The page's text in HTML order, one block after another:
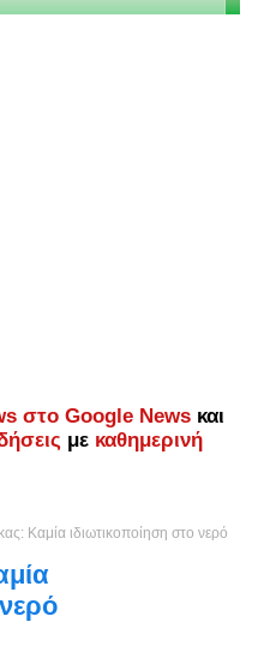
στο Google News και
με καθημερινή
Καμία ιδιωτικοποίηση στο νερό